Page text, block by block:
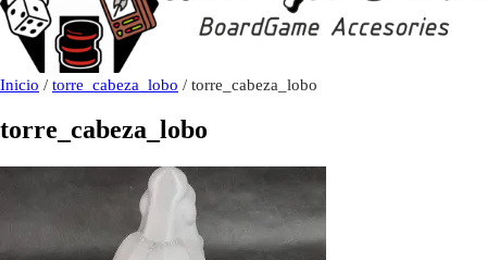
Inicio / torre_cabeza_lobo / torre_cabeza_lobo
torre_cabeza_lobo